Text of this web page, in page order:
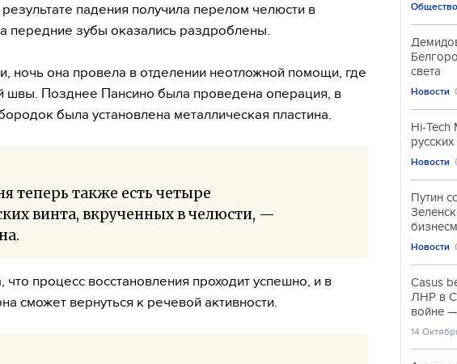
падения получила перелом челюсти в
передние зубы оказались раздроблены.
ночь она провела в отделении неотложной помощи, где
швы. Позднее Пансино была проведена операция, в
была установлена металлическая пластина.
теперь также есть четыре
винта, вкрученных в челюсти, —
процесс восстановления проходит успешно, и в
сможет вернуться к речевой активности.
Общество
света
Новости
Hi-Tech
Новости
Путин
Новости
Casus
ЛНР в
войне
14